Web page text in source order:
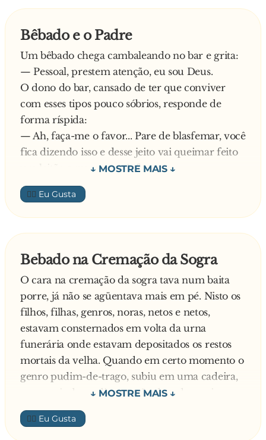
goela, percebeu alguma coisa diferente na boca.
gostinho meio amargo e engoliu tudo de vez.
Depois que fez a cara feia, virou pro português
e gritou:
— Bota outra aí! E capricha na ameixa, viu!
Bêbado e o Padre
Um bêbado chega cambaleando no bar e grita:
— Pessoal, prestem atenção, eu sou Deus.
O dono do bar, cansado de ter que conviver
com esses tipos pouco sóbrios, responde de
forma ríspida:
— Ah, faça-me o favor... Pare de blasfemar, você
fica dizendo isso e desse jeito vai queimar feito
um leitão a puruca no inferno...
Mas o bêbado está decidido e desafia:
— É assim? Então vem comigo que eu vou
provar!
Os dois vão até a igreja, onde o bebum leva o
franze a testa e diz de forma desesperada:
— Ah, meu Deus! Você aqui de novo!
👍🏼
Bebado na Cremação da Sogra
O cara na cremação da sogra tava num baita
porre, já não se agüentava mais em pé. Nisto os
filhos, filhas, genros, noras, netos e netos,
estavam consternados em volta da urna
funerária onde estavam depositados os restos
mortais da velha. Quando em certo momento o
genro pudim-de-trago, subiu em uma cadeira,
quase caindo, pediu atenção de todos, pois
queria fazer uma homenagem. Todos ficaram
surpresos com a atitude do bebum, porém
👍🏼